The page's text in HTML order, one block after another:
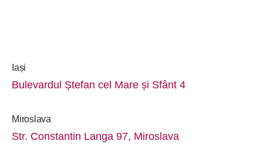
Iași
Bulevardul Ștefan cel Mare și Sfânt 4
Miroslava
Str. Constantin Langa 97, Miroslava